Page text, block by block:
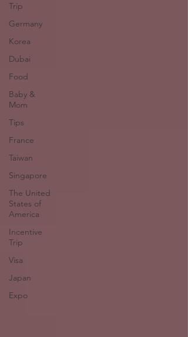
Trip
Germany
Korea
Dubai
Food
Baby &
Mom
Tips
France
Taiwan
Singapore
The United
States of
America
Incentive
Trip
Visa
Japan
Expo